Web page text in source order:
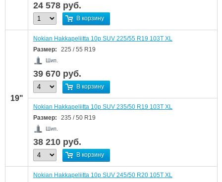
24 578 руб.
В корзину
19"
Nokian Hakkapeliitta 10p SUV 225/55 R19 103T XL
Размер:
225 / 55 R19
Шип.
39 670 руб.
В корзину
Nokian Hakkapeliitta 10p SUV 235/50 R19 103T XL
Размер:
235 / 50 R19
Шип.
38 210 руб.
В корзину
Nokian Hakkapeliitta 10p SUV 245/50 R20 105T XL